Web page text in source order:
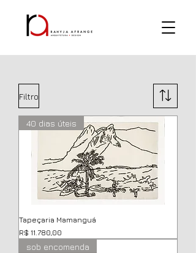
Filtro
40 dias úteis
Tapeçaria Mamanguá
Preço
R$ 11.780,00
sob encomenda